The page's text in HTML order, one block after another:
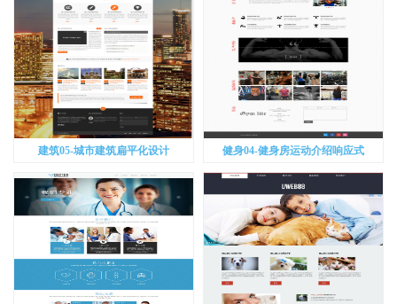
建筑05-城市建筑扁平化设计 健身04-健身房运动介绍响应式